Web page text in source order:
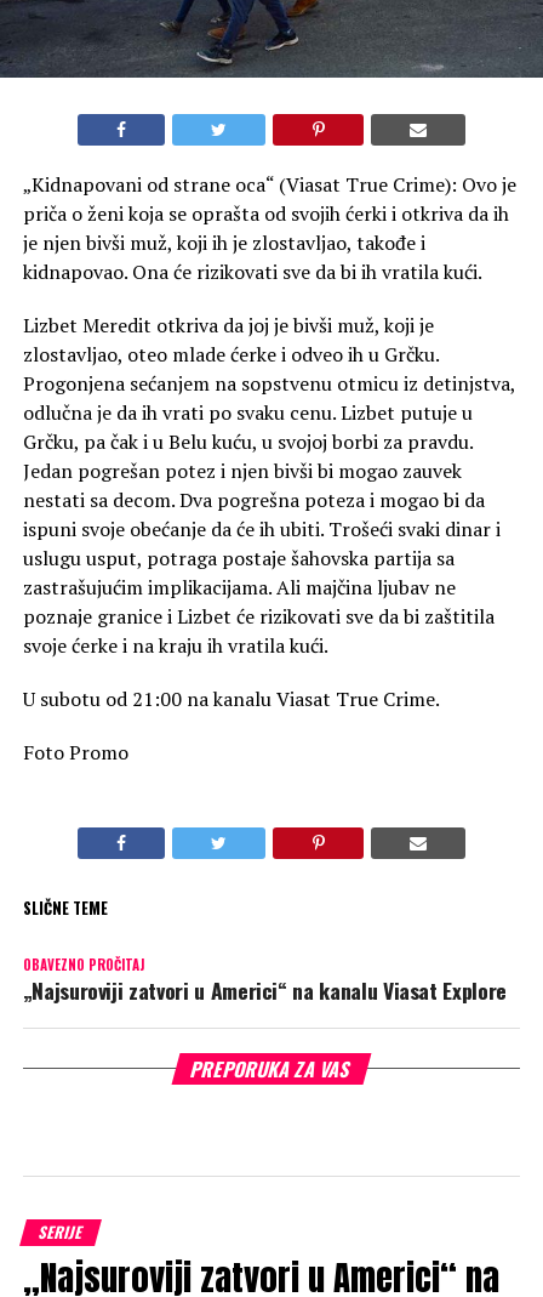
„Kidnapovani od strane oca“ (Viasat True Crime): Ovo je
priča o ženi koja se oprašta od svojih ćerki i otkriva da ih
je njen bivši muž, koji ih je zlostavljao, takođe i
kidnapovao. Ona će rizikovati sve da bi ih vratila kući.
Lizbet Meredit otkriva da joj je bivši muž, koji je
zlostavljao, oteo mlade ćerke i odveo ih u Grčku.
Progonjena sećanjem na sopstvenu otmicu iz detinjstva,
odlučna je da ih vrati po svaku cenu. Lizbet putuje u
Grčku, pa čak i u Belu kuću, u svojoj borbi za pravdu.
Jedan pogrešan potez i njen bivši bi mogao zauvek
nestati sa decom. Dva pogrešna poteza i mogao bi da
ispuni svoje obećanje da će ih ubiti. Trošeći svaki dinar i
uslugu usput, potraga postaje šahovska partija sa
zastrašujućim implikacijama. Ali majčina ljubav ne
poznaje granice i Lizbet će rizikovati sve da bi zaštitila
svoje ćerke i na kraju ih vratila kući.
U subotu od 21:00 na kanalu Viasat True Crime.
Foto Promo
SLIČNE TEME
OBAVEZNO PROČITAJ
„Najsuroviji zatvori u Americi“ na kanalu Viasat Explore
PREPORUKA ZA VAS
SERIJE
„Najsuroviji zatvori u Americi“ na